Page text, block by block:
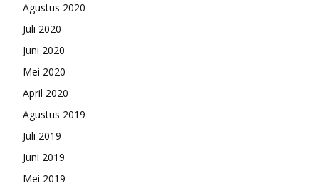
Agustus 2020
Juli 2020
Juni 2020
Mei 2020
April 2020
Agustus 2019
Juli 2019
Juni 2019
Mei 2019